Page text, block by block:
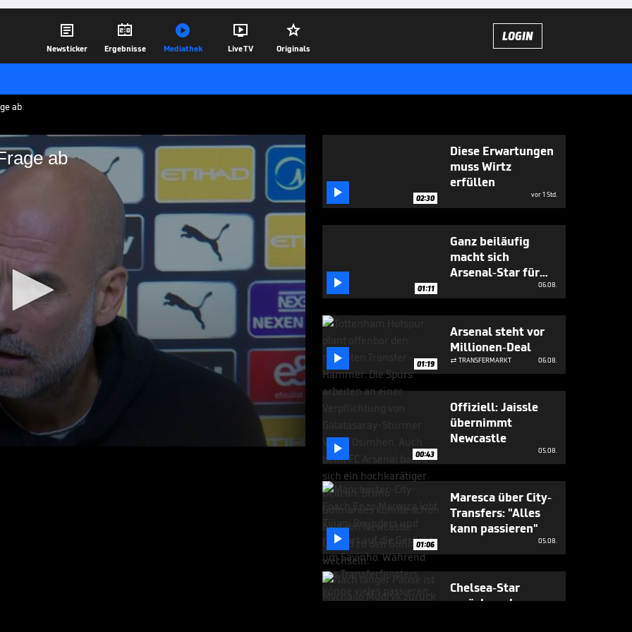

Newsticker

Ergebnisse

Mediathek

Live TV

Originals
LOGIN
ab
ab Frage ab
ist Pep Guardiola sehr kurz
nicht, dass der späte Siegtreffer von
die Mentalität seines Teams aussage.
01.12.25
 02:30
Diese Erwartungen
muss Wirtz
erfüllen
vor 1 Std.
 01:11
Ganz beiläufig
macht sich
Arsenal-Star für
06.08.
 01:19
Arsenal steht vor
Millionen-Deal
 TRANSFERMARKT 06.08.
 00:43
Offiziell: Jaissle
übernimmt
Newcastle
05.08.
 01:06
Maresca über City-
Transfers: "Alles
kann passieren"
05.08.
Chelsea-Star
zurück nach